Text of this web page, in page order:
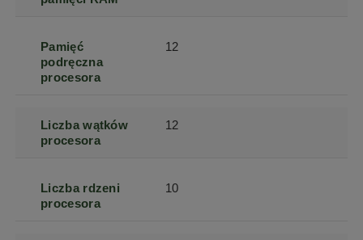
Pamięć
podręczna
procesora
12
Liczba wątków
procesora
12
Liczba rdzeni
procesora
10